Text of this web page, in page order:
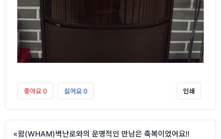
좋아요0 싫어요0 인쇄
«왐(WHAM)벽난로와의 운명적인 만남은 축복이었어요!!